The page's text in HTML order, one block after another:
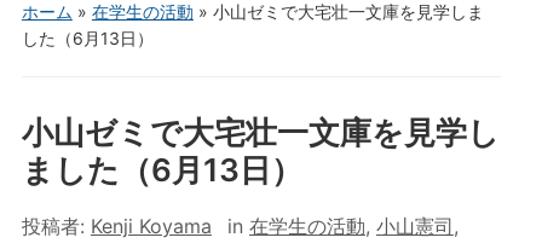
ホーム » 在学生の活動 » 小山ゼミで大宅壮一文庫を見学しま
した（6月13日）
小山ゼミで大宅壮一文庫を見学し
ました（6月13日）
投稿者: Kenji Koyama in 在学生の活動, 小山憲司,